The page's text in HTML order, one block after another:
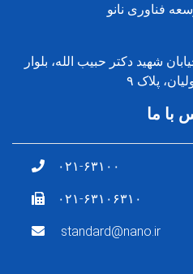
نانو
دکتر حبیب الله، بلوار
۹
۰۲۱-۶۳۱۰۰
۰۲۱-۶۳۱۰۶۳۱۰
standard@nano.ir